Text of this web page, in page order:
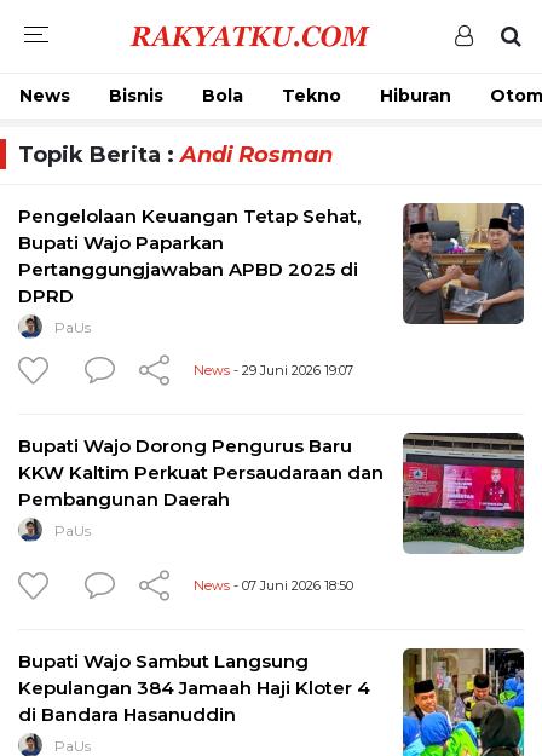
News Bisnis Bola Tekno Hiburan
Topik Berita :Andi Rosman
Pengelolaan Keuangan Tetap Sehat,
Bupati Wajo Paparkan
Pertanggungjawaban APBD 2025 di
DPRD
PaUs
News - 29 Juni 2026 19:07
Bupati Wajo Dorong Pengurus Baru
KKW Kaltim Perkuat Persaudaraan dan
Pembangunan Daerah
PaUs
News - 07 Juni 2026 18:50
Bupati Wajo Sambut Langsung
Kepulangan 384 Jamaah Haji Kloter 4
di Bandara Hasanuddin
PaUs